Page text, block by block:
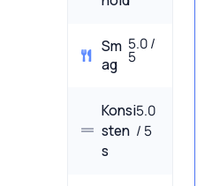
Sm
ag
5.0 /
5
Konsi
sten
s
5.0
/ 5